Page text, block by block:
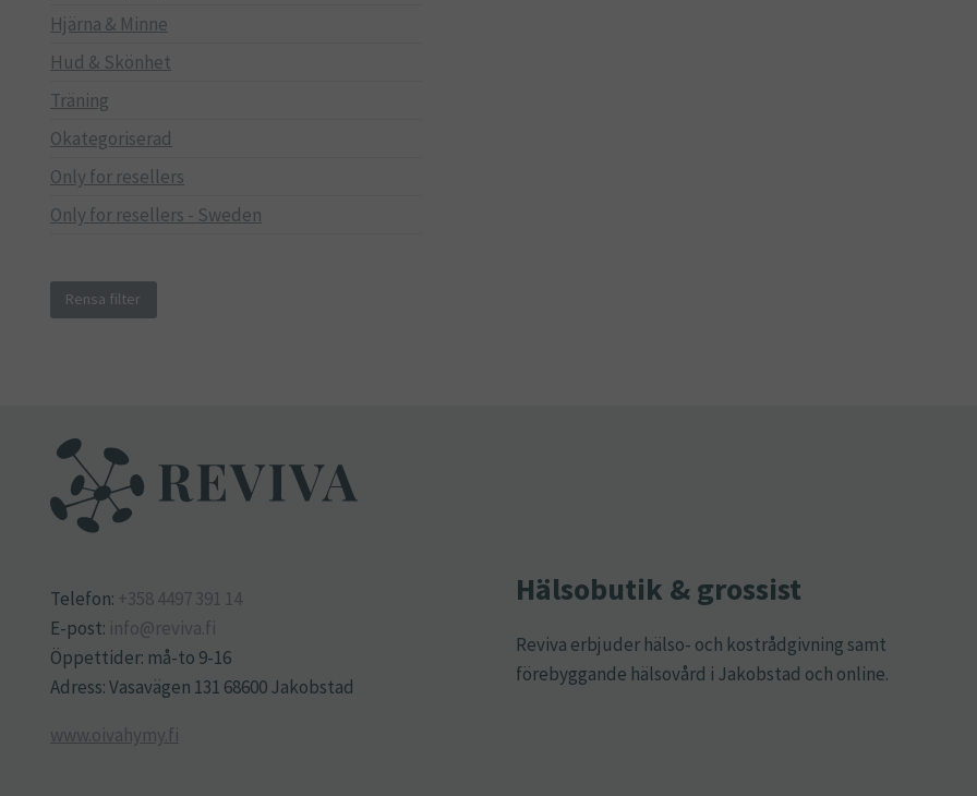
Hjärna & Minne
Hud & Skönhet
Träning
Okategoriserad
Only for resellers
Only for resellers - Sweden
Rensa filter
Telefon: +358 4497 391 14
E-post: info@reviva.fi
Öppettider: må-to 9-16
Adress: Vasavägen 131 68600 Jakobstad
www.oivahymy.fi
Hälsobutik & grossist
Reviva erbjuder hälso- och kostrådgivning samt
förebyggande hälsovård i Jakobstad och online.